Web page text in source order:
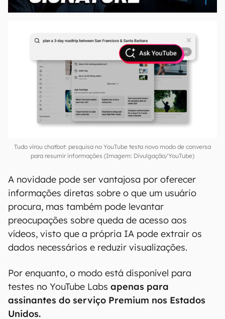
00:00/20:46
Tudo virou chatbot: pesquisa no YouTube testa novo modo de conversa
para resumir informações (Imagem: Divulgação/YouTube)
A novidade pode ser vantajosa por oferecer
informações diretas sobre o que um usuário
procura, mas também pode levantar
preocupações sobre queda de acesso aos
vídeos, visto que a própria IA pode extrair os
dados necessários e reduzir visualizações.
Por enquanto, o modo está disponível para
testes no YouTube Labs apenas para
assinantes do serviço Premium nos Estados
Unidos.